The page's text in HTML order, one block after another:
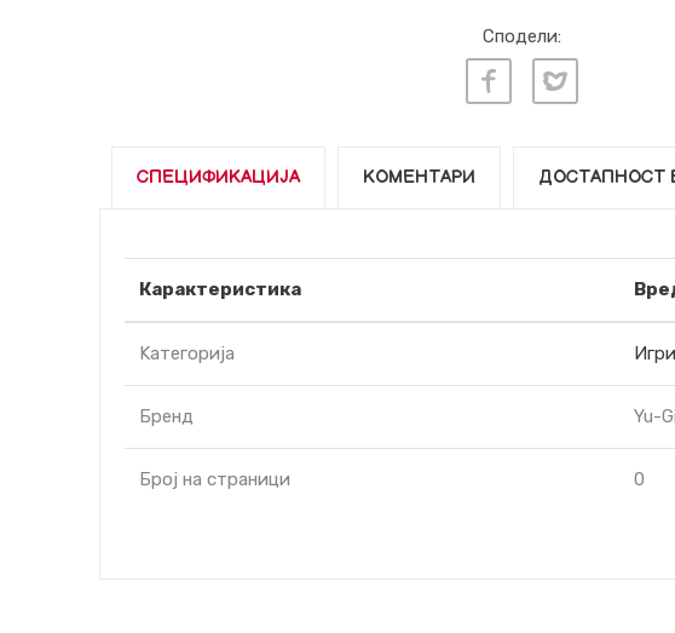
Сподели:
СПЕЦИФИКАЦИЈА КОМЕНТАРИ ДОСТАПНОСТ
Карактеристика
Kатегорија
Бренд Yu-
Број на страници 0